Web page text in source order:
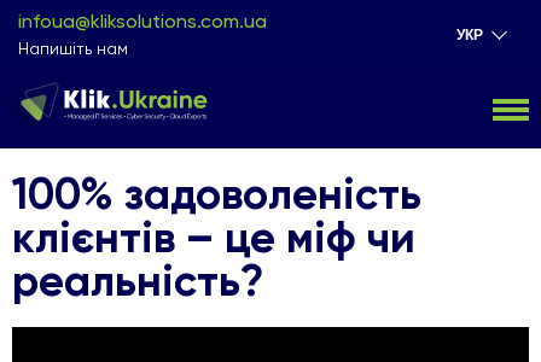
infoua@kliksolutions.com.ua
Напишіть нам
УКР
100% задоволеність
клієнтів – це міф чи
реальність?